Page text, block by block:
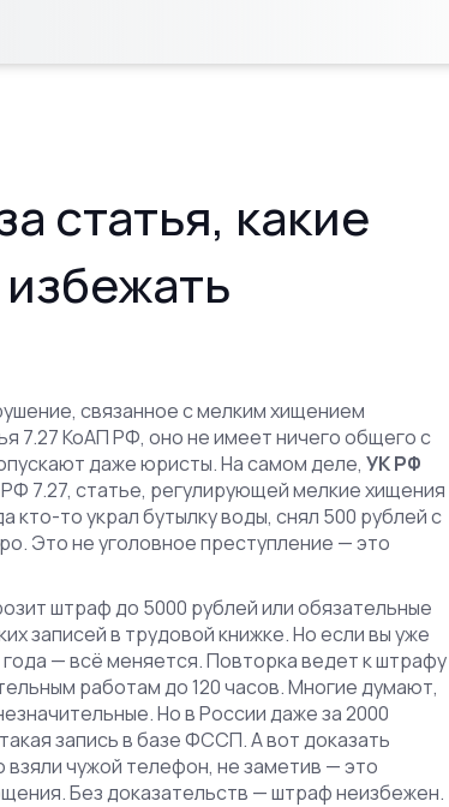
статья, какие
связанное с мелким хищением
7.27 КоАП РФ, оно не имеет ничего общего с
даже юристы. На самом деле,УК РФ
7.27,статье, регулирующей мелкие хищения
кто-то украл бутылку воды, снял 500 рублей с
Это не уголовное преступление — это
штраф до 5000 рублей или обязательные
записей в трудовой книжке. Но если вы уже
— всё меняется. Повторка ведет к штрафу
работам до 120 часов. Многие думают,
Но в России даже за 2000
запись в базе ФССП. А вотдоказать
взяли чужой телефон, не заметив — это
Без доказательств — штраф неизбежен.